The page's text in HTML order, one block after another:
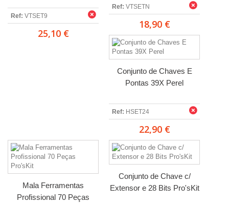
Ref: VTSET9
25,10 €
Ref: VTSETN
18,90 €
Conjunto de Chaves E
Pontas 39X Perel
Ref: HSET24
22,90 €
Mala Ferramentas
Profissional 70 Peças
Conjunto de Chave c/
Extensor e 28 Bits Pro'sKit